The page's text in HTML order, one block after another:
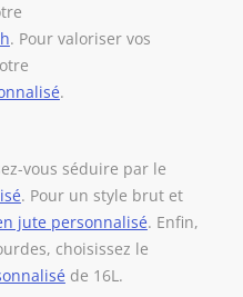
. Pour valoriser vos
.
vous séduire par le
. Pour un style brut et
jute personnalisé. Enfin,
choisissez le
de 16L.